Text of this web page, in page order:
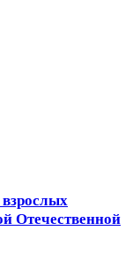
Отечественной